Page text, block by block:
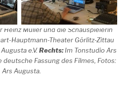
Heinz Müller und die Schauspielerin
Hauptmann-Theater Görlitz-Zittau
e.V.Rechts:Im Tonstudio Ars
deutsche Fassung des Filmes, Fotos:
Ars Augusta.